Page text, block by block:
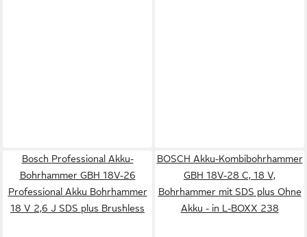
Bosch Professional Akku-
Bohrhammer GBH 18V-26
Professional Akku Bohrhammer
18 V 2,6 J SDS plus Brushless
BOSCH Akku-Kombibohrhammer
GBH 18V-28 C, 18 V,
Bohrhammer mit SDS plus Ohne
Akku - in L-BOXX 238